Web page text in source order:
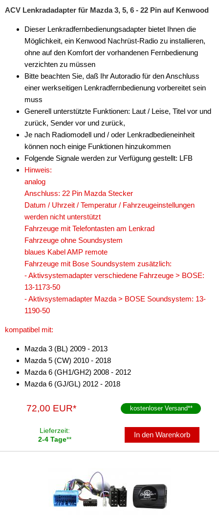
ACV Lenkradadapter für Mazda 3, 5, 6 - 22 Pin auf Kenwood
Dieser Lenkradfernbedienungsadapter bietet Ihnen die
Möglichkeit, ein Kenwood Nachrüst-Radio zu installieren,
ohne auf den Komfort der vorhandenen Fernbedienung
verzichten zu müssen
Bitte beachten Sie, daß Ihr Autoradio für den Anschluss
einer werkseitigen Lenkradfernbedienung vorbereitet sein
muss
Generell unterstützte Funktionen: Laut / Leise, Titel vor und
zurück, Sender vor und zurück,
Je nach Radiomodell und / oder Lenkradbedieneinheit
können noch einige Funktionen hinzukommen
Folgende Signale werden zur Verfügung gestellt: LFB
Hinweis:
analog
Anschluss: 22 Pin Mazda Stecker
Datum / Uhrzeit / Temperatur / Fahrzeugeinstellungen
werden nicht unterstützt
Fahrzeuge mit Telefontasten am Lenkrad
Fahrzeuge ohne Soundsystem
blaues Kabel AMP remote
Fahrzeuge mit Bose Soundsystem zusätzlich:
- Aktivsystemadapter verschiedene Fahrzeuge > BOSE:
13-1173-50
- Aktivsystemadapter Mazda > BOSE Soundsystem: 13-
1190-50
kompatibel mit:
Mazda 3 (BL) 2009 - 2013
Mazda 5 (CW) 2010 - 2018
Mazda 6 (GH1/GH2) 2008 - 2012
Mazda 6 (GJ/GL) 2012 - 2018
72,00 EUR* kostenloser Versand**
Lieferzeit:
2-4 Tage**
In den Warenkorb